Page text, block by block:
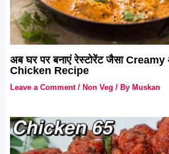
अब घर पर बनाएं रेस्टोरेंट जैसा Creamy
Chicken Recipe
Leave a Comment /Non Veg / ByMuskan